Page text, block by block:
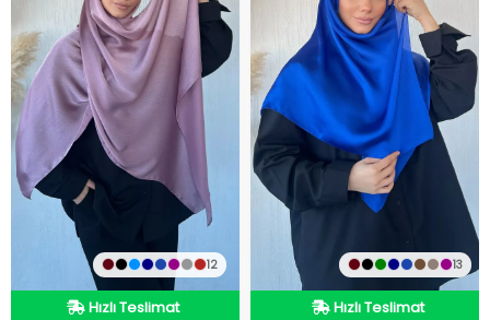
12
Hızlı Teslimat
13
Hızlı Teslimat